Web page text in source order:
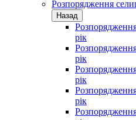
Розпорядження
Назад
рік
рік
рік
рік